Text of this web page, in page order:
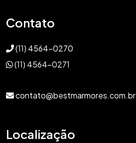
Contato
(11) 4564-0270
(11) 4564-0271
contato@bestmarmores.com.br
Localização